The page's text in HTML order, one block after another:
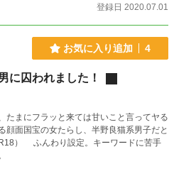
登録日 2020.07.01
お気に入り追加 4
に囚われました！
まにフラッと来ては甘いこと言ってヤる
顔面国宝の女たらし、半野良猫系男子だと
に苦手